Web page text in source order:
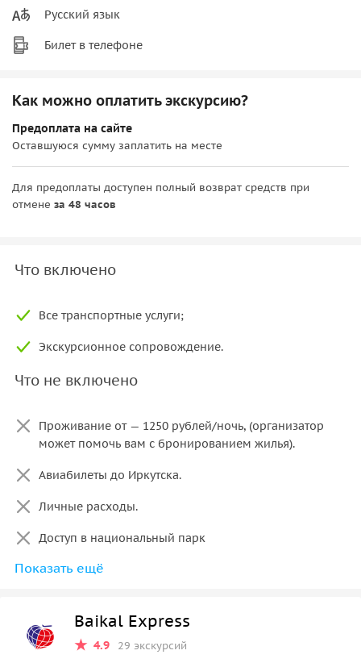
Русский язык
Билет в телефоне
Как можно оплатить экскурсию?
Предоплата на сайте
Оставшуюся сумму заплатить на месте
Для предоплаты доступен полный возврат средств при
отмене за 48 часов
Что включено
Все транспортные услуги;
Экскурсионное сопровождение.
Что не включено
Проживание от — 1250 рублей/ночь, (организатор
может помочь вам с бронированием жилья).
Авиабилеты до Иркутска.
Личные расходы.
Доступ в национальный парк
Переправа на хивусе
Показать ещё
Baikal Express
4.9 29 экскурсий